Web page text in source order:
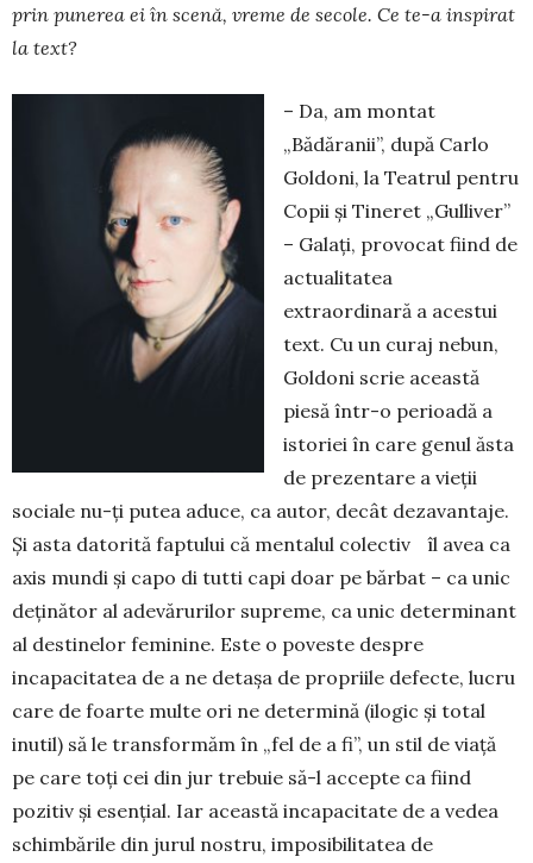
prin punerea ei în scenă, vreme de secole. Ce te-a inspirat
la text?
– Da, am montat
„Bădăranii”, după Carlo
Goldoni, la Teatrul pentru
Copii și Tineret „Gulliver”
– Galați, provocat fiind de
actualitatea
extraordinară a acestui
text. Cu un curaj nebun,
Goldoni scrie această
piesă într-o perioadă a
istoriei în care genul ăsta
de prezentare a vieții
sociale nu-ți putea aduce, ca autor, decât dezavantaje.
Și asta datorită faptului că mentalul colectiv îl avea ca
axis mundi și capo di tutti capi doar pe bărbat – ca unic
deținător al adevărurilor supreme, ca unic determinant
al destinelor feminine. Este o poveste despre
incapacitatea de a ne detașa de propriile defecte, lucru
care de foarte multe ori ne determină (ilogic și total
inutil) să le transformăm în „fel de a fi”, un stil de viață
pe care toți cei din jur trebuie să-l accepte ca fiind
pozitiv și esențial. Iar această incapacitate de a vedea
schimbările din jurul nostru, imposibilitatea de